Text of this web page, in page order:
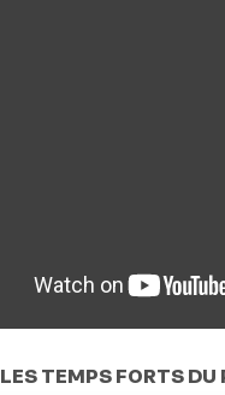
LES TEMPS FORTS DU